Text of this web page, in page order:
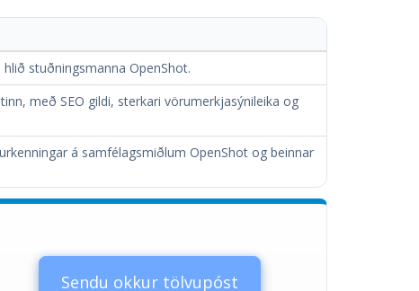
stuðningsmanna OpenShot.
með SEO gildi, sterkari vörumerkjasýnileika og
á samfélagsmiðlum OpenShot og beinnar
Sendu okkur tölvupóst